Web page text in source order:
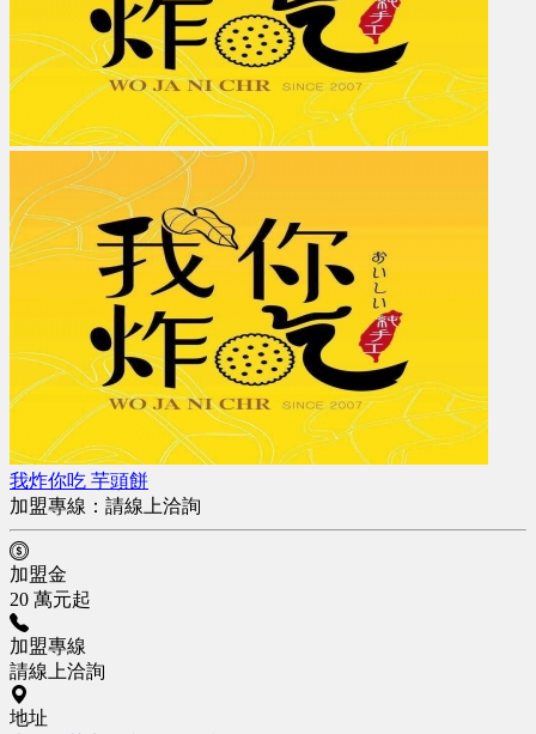
我炸你吃 芋頭餅
加盟專線： 請線上洽詢
加盟金
20 萬元起
加盟專線
請線上洽詢
地址